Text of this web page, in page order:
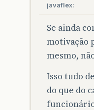
javaflex:
Se ainda
motivação
mesmo,
Isso tudo
do que do